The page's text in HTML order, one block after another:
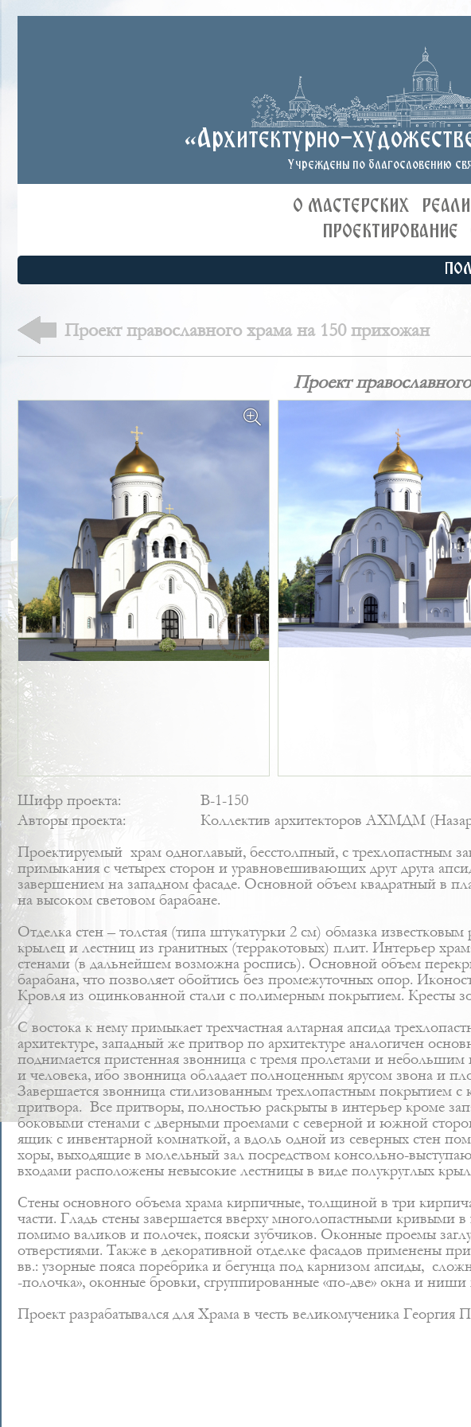
«Архитектурно-
Учреждены по благословению
О МАСТЕРСКИХ
ПРОЕКТИРОВАНИЕ
Проект православного храма на 150 прихожан
Проект
Шифр проекта:
В-1-150
Авторы проекта:
Коллектив архитекторов АХМДМ
Проектируемый храм одноглавый, бесстолпный, с трехлопастным
примыкания с четырех сторон и уравновешивающих друг друга
завершением на западном фасаде. Основной объем квадратный в
на высоком световом барабане.
Отделка стен – толстая (типа штукатурки 2 см) обмазка
крылец и лестниц из гранитных (терракотовых) плит. Интерьер
стенами (в дальнейшем возможна роспись). Основной объем
барабана, что позволяет обойтись без промежуточных опор.
Кровля из оцинкованной стали с полимерным покрытием. Кресты
C востока к нему примыкает трехчастная алтарная апсида
архитектуре, западный же притвор по архитектуре аналогичен
поднимается пристенная звонница с тремя пролетами и небольшим
и человека, ибо звонница обладает полноценным ярусом звона и
Завершается звонница стилизованным трехлопастным покрытием с
притвора. Все притворы, полностью раскрыты в интерьер кроме
боковыми стенами с дверными проемами с северной и южной
ящик с инвентарной комнаткой, а вдоль одной из северных стен
хоры, выходящие в молельный зал посредством консольно-
входами расположены невысокие лестницы в виде полукруглых
Стены основного объема храма кирпичные, толщиной в три
части. Гладь стены завершается вверху многолопастными
помимо валиков и полочек, пояски зубчиков. Оконные проемы
отверстиями. Также в декоративной отделке фасадов применены
вв.: узорные пояса поребрика и бегунца под карнизом апсиды,
-полочка», оконные бровки, сгруппированные «по-две» окна и ниши
Проект разрабатывался для Храма в честь великомученика